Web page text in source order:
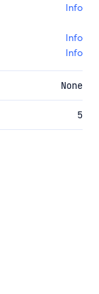
Info
Info
Info
None
5